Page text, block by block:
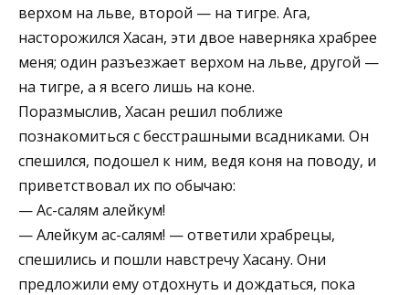
верхом на льве, второй — на тигре. Ага,
насторожился Хасан, эти двое наверняка храбрее
меня; один разъезжает верхом на льве, другой —
на тигре, а я всего лишь на коне.
Поразмыслив, Хасан решил поближе
познакомиться с бесстрашными всадниками. Он
спешился, подошел к ним, ведя коня на поводу, и
приветствовал их по обычаю:
— Ас-салям алейкум!
— Алейкум ас-салям! — ответили храбрецы,
спешились и пошли навстречу Хасану. Они
предложили ему отдохнуть и дождаться, пока